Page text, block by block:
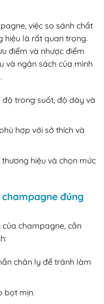
việc so sánh chất
hiệu là rất quan trọng.
điểm và nhược điểm
và ngân sách của mình
trong suốt, độ dày và
hợp với sở thích và
hiệu và chọn mức
đúng
champagne, cần
chân ly để tránh làm
bọt mịn.